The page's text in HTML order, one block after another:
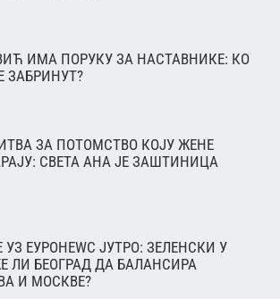
ИМА ПОРУКУ ЗА НАСТАВНИКЕ: КО
ЗАБРИНУТ?
ЗА ПОТОМСТВО КОЈУ ЖЕНЕ
СВЕТА АНА ЈЕ ЗАШТИНИЦА
ЕУРОНЕWС ЈУТРО: ЗЕЛЕНСКИ У
ЛИ БЕОГРАД ДА БАЛАНСИРА
И МОСКВЕ?